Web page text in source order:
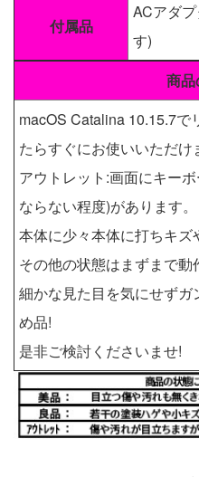
付属品
ACアダ
す)
商
macOS Catalina 10.15.7で
たらすぐにお使いいただけ
アウトレット:画面にキー
ならない程度)があります。
本体に少々本体に打ちキズ
その他の状態はまずまで動
細かな見た目を気にせず
め品!
是非ご検討くださいませ!